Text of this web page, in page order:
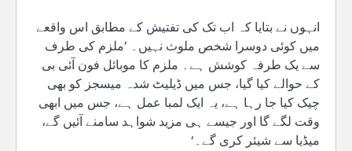
انہوں نے بتایا کہ اب تک کی تفتیش کے مطابق اس واقعے
میں کوئی دوسرا شخص ملوث نہیں۔ ’ملزم کی طرف
سے یک طرفہ کوشش ہے۔ ملزم کا موبائل فون آئی بی
کے حوالے کیا گیا، جس میں ڈیلیٹ شدہ میسجز کو بھی
چیک کیا جا رہا ہے، یہ ایک لمبا عمل ہے، جس میں ابھی
وقت لگے گا اور جیسے ہی مزید شواہد سامنے آئیں گے،
میڈیا سے شیئر کری گے۔‘